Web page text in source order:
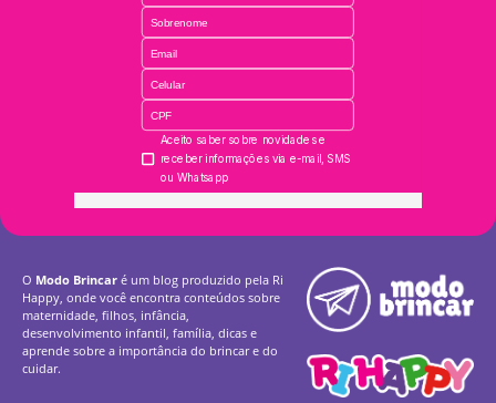
O Modo Brincar é um blog produzido pela Ri
Happy, onde você encontra conteúdos sobre
maternidade, filhos, infância,
desenvolvimento infantil, família, dicas e
aprende sobre a importância do brincar e do
cuidar.